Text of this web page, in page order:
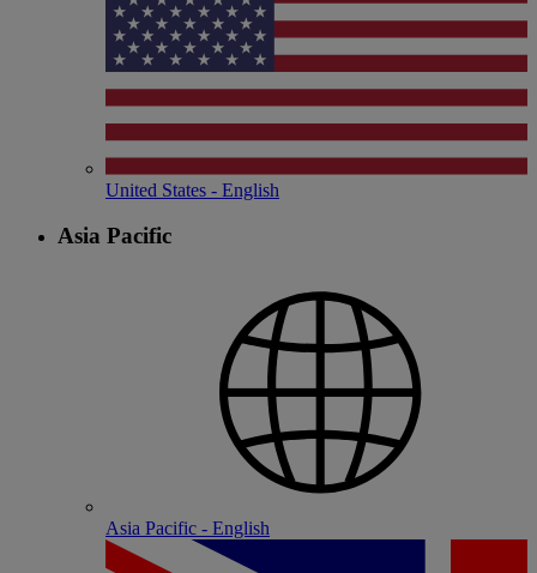
United States - English
Asia Pacific
Asia Pacific - English